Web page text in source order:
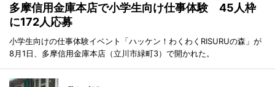
多摩信用金庫本店で小学生向け仕事体験 45人枠
に172人応募
小学生向けの仕事体験イベント「ハッケン！わくわくRISURUの森」が
8月1日、多摩信用金庫本店（立川市緑町3）で開かれた。